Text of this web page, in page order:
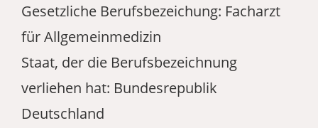
Gesetzliche Berufsbezeichung: Facharzt
für Allgemeinmedizin
Staat, der die Berufsbezeichnung
verliehen hat: Bundesrepublik
Deutschland